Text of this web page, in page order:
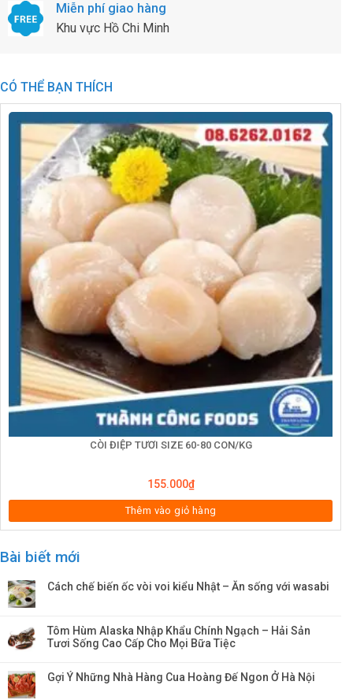
Miễn phí giao hàng
Khu vực Hồ Chi Minh
CÓ THỂ BẠN THÍCH
CÒI ĐIỆP TƯƠI SIZE 60-80 CON/KG
155.000₫
Thêm vào giỏ hàng
Bài biết mới
Cách chế biến ốc vòi voi kiểu Nhật – Ăn sống với wasabi
Tôm Hùm Alaska Nhập Khẩu Chính Ngạch – Hải Sản
Tươi Sống Cao Cấp Cho Mọi Bữa Tiệc
Gợi Ý Những Nhà Hàng Cua Hoàng Đế Ngon Ở Hà Nội